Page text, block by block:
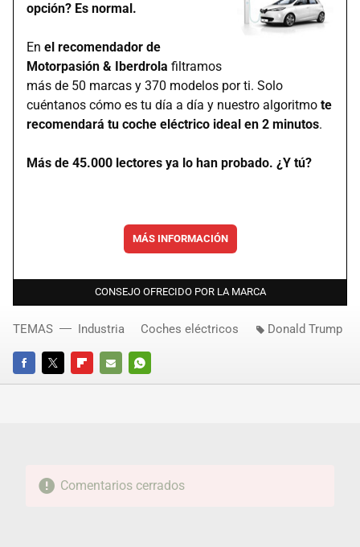
opción? Es normal.
En el recomendador de
Motorpasión & Iberdrola filtramos
más de 50 marcas y 370 modelos por ti. Solo
cuéntanos cómo es tu día a día y nuestro algoritmo te
recomendará tu coche eléctrico ideal en 2 minutos.
Más de 45.000 lectores ya lo han probado. ¿Y tú?
MÁS INFORMACIÓN
CONSEJO OFRECIDO POR LA MARCA
FACEBOOKTWITTERFLIPBOARD
E-
WHATSAPP
TEMAS Industria Coches eléctricos Donald Trump
Comentarios cerrados